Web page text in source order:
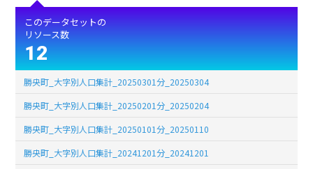
このデータセットの
リソース数
12
勝央町_大字別人口集計_20250301分_20250304
勝央町_大字別人口集計_20250201分_20250204
勝央町_大字別人口集計_20250101分_20250110
勝央町_大字別人口集計_20241201分_20241201